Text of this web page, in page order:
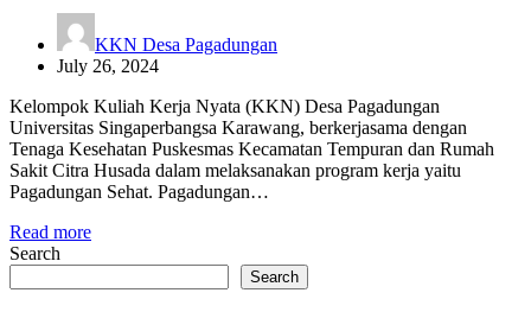
KKN Desa Pagadungan
July 26, 2024
Kelompok Kuliah Kerja Nyata (KKN) Desa Pagadungan
Universitas Singaperbangsa Karawang, berkerjasama dengan
Tenaga Kesehatan Puskesmas Kecamatan Tempuran dan Rumah
Sakit Citra Husada dalam melaksanakan program kerja yaitu
Pagadungan Sehat. Pagadungan…
Read more
Search
Search